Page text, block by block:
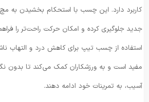
کاربرد دارد. این چسب با استحکام بخشیدن به مچ
جدید جلوگیری کرده و امکان حرکت راحت‌تر را
استفاده از چسب تیپ برای کاهش درد و التهاب
مفید است و به ورزشکاران کمک می‌کند تا بدون
آسیب، به تمرینات خود ادامه دهند.